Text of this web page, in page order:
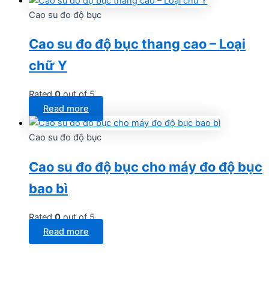
Cao su đo độ bục
Cao su đo độ bục thang cao – Loại
chữ Y
Rated0out of 5
Read more
Cao su đo độ bục
Cao su đo độ bục cho máy đo độ bục
bao bì
Rated0out of 5
Read more